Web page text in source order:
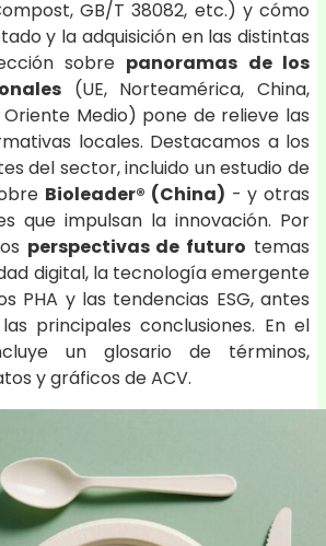
GB/T 38082, etc.) y cómo
y la adquisición en las distintas
sobre panoramas de los
(UE, Norteamérica, China,
Oriente Medio) pone de relieve las
locales. Destacamos a los
del sector, incluido un estudio de
Bioleader® (China) - y otras
que impulsan la innovación. Por
perspectivas de futuro temas
digital, la tecnología emergente
PHA y las tendencias ESG, antes
principales conclusiones. En el
un glosario de términos,
y gráficos de ACV.